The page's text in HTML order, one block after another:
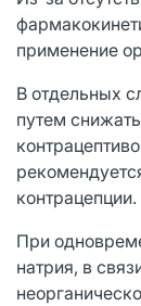
применение
В отдельных
путем
контрацепции.
При
натрия, в